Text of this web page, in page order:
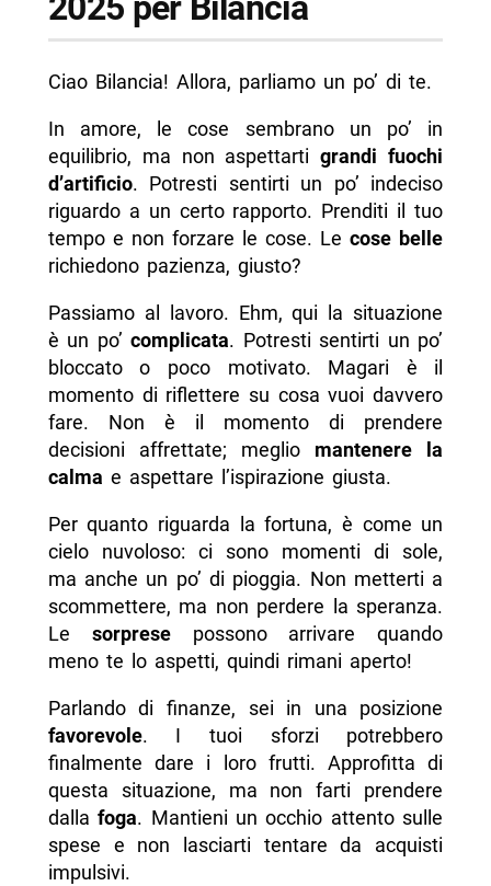
Ciao Bilancia! Allora, parliamo un po’ di te.
In amore, le cose sembrano un po’ in
equilibrio, ma non aspettartigrandi fuochi
d’artificio. Potresti sentirti un po’ indeciso
riguardo a un certo rapporto. Prenditi il tuo
tempo e non forzare le cose. Lecose belle
richiedono pazienza, giusto?
Passiamo al lavoro. Ehm, qui la situazione
è un po’complicata. Potresti sentirti un po’
bloccato o poco motivato. Magari è il
momento di riflettere su cosa vuoi davvero
fare. Non è il momento di prendere
decisioni affrettate; meglio mantenere la
calma e aspettare l’ispirazione giusta.
Per quanto riguarda la fortuna, è come un
cielo nuvoloso: ci sono momenti di sole,
ma anche un po’ di pioggia. Non metterti a
scommettere, ma non perdere la speranza.
Le sorpresepossono arrivare quando
meno te lo aspetti, quindi rimani aperto!
Parlando di finanze, sei in una posizione
favorevole. I tuoi sforzi potrebbero
finalmente dare i loro frutti. Approfitta di
questa situazione, ma non farti prendere
dallafoga. Mantieni un occhio attento sulle
spese e non lasciarti tentare da acquisti
impulsivi.